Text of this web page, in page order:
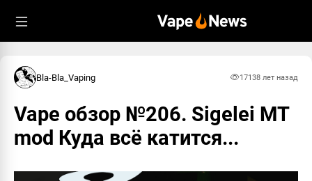
Bla-Bla_Vaping 17138 лет назад
Vape обзор №206. Sigelei MT
mod Куда всё катится...